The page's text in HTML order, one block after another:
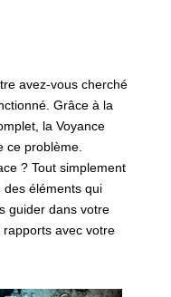
avez-vous cherché
Grâce à la
la Voyance
ce problème.
? Tout simplement
des éléments qui
guider dans votre
avec votre